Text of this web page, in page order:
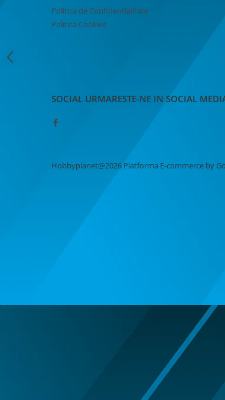
MACHETE MOTOCICLETE SI
BICICLETE
de Raliu la Diverse Scari
MACHETE VEHICULE INTERVENTIE
ARTICOLE DE MAKE-UP
BRETELE/CURELE/CRAVATE/PAPIOANE
Politica de Confidentialitate
Politica Cookies
SOCIAL URMARESTE-NE IN SOCIAL
Hobbyplanet@2026 Platforma E-commerce by